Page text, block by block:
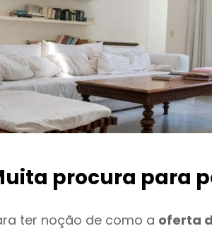
procura para
ter noção de como a oferta